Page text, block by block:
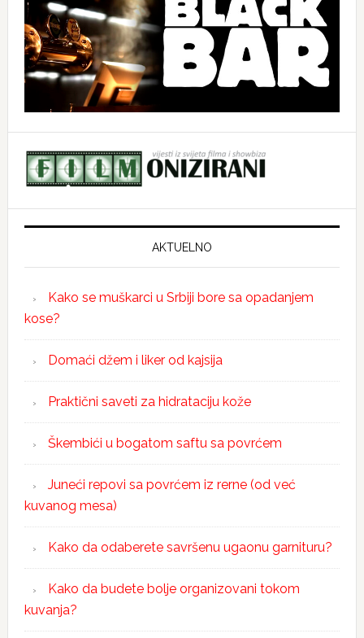
AKTUELNO
Kako se muškarci u Srbiji bore sa opadanjem
kose?
Domaći džem i liker od kajsija
Praktični saveti za hidrataciju kože
Škembići u bogatom saftu sa povrćem
Juneći repovi sa povrćem iz rerne (od već
kuvanog mesa)
Kako da odaberete savršenu ugaonu garnituru?
Kako da budete bolje organizovani tokom
kuvanja?